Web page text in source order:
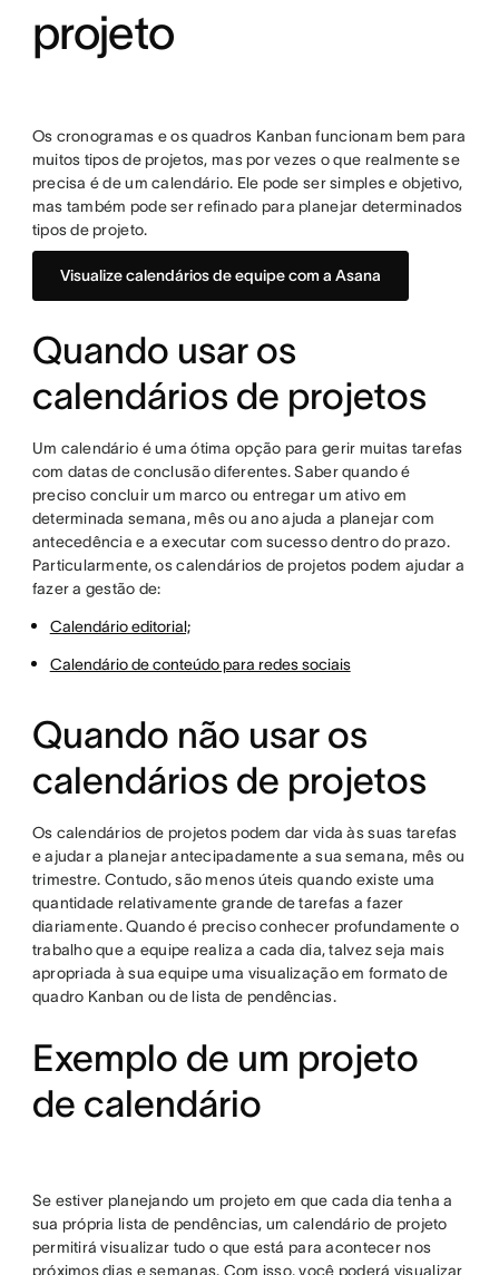
projeto
Os cronogramas e os quadros Kanban funcionam bem para
muitos tipos de projetos, mas por vezes o que realmente se
precisa é de um calendário. Ele pode ser simples e objetivo,
mas também pode ser refinado para planejar determinados
tipos de projeto.
Visualize calendários de equipe com a Asana
Quando usar os
calendários de projetos
Um calendário é uma ótima opção para gerir muitas tarefas
com datas de conclusão diferentes. Saber quando é
preciso concluir um marco ou entregar um ativo em
determinada semana, mês ou ano ajuda a planejar com
antecedência e a executar com sucesso dentro do prazo.
Particularmente, os calendários de projetos podem ajudar a
fazer a gestão de:
Calendário editorial;
Calendário de conteúdo para redes sociais
Quando não usar os
calendários de projetos
Os calendários de projetos podem dar vida às suas tarefas
e ajudar a planejar antecipadamente a sua semana, mês ou
trimestre. Contudo, são menos úteis quando existe uma
quantidade relativamente grande de tarefas a fazer
diariamente. Quando é preciso conhecer profundamente o
trabalho que a equipe realiza a cada dia, talvez seja mais
apropriada à sua equipe uma visualização em formato de
quadro Kanban ou de lista de pendências.
Exemplo de um projeto
de calendário
Se estiver planejando um projeto em que cada dia tenha a
sua própria lista de pendências, um calendário de projeto
permitirá visualizar tudo o que está para acontecer nos
próximos dias e semanas. Com isso, você poderá visualizar